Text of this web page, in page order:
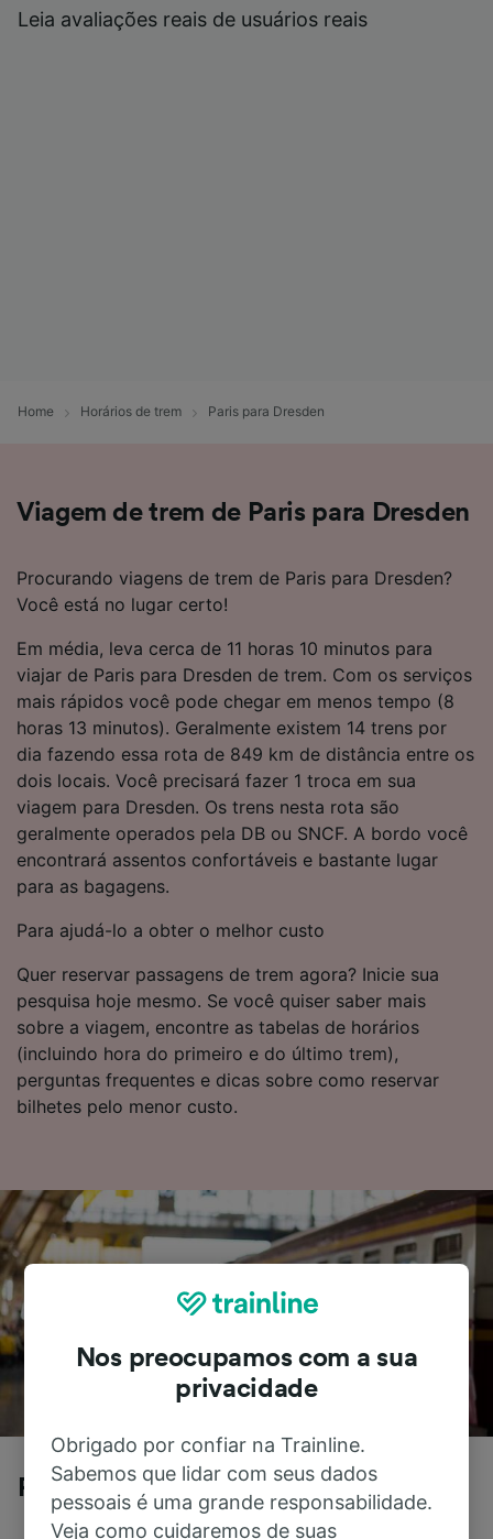
Leia avaliações reais de usuários reais
Home Horários de trem Paris para Dresden
Viagem de trem de Paris para Dresden
Procurando viagens de trem de Paris para Dresden?
Você está no lugar certo!
Em média, leva cerca de 11 horas 10 minutos para
viajar de Paris para Dresden de trem. Com os serviços
mais rápidos você pode chegar em menos tempo (8
horas 13 minutos). Geralmente existem 14 trens por
dia fazendo essa rota de 849 km de distância entre os
dois locais. Você precisará fazer 1 troca em sua
viagem para Dresden. Os trens nesta rota são
geralmente operados pela DB ou SNCF. A bordo você
encontrará assentos confortáveis e bastante lugar
para as bagagens.
Para ajudá-lo a obter o melhor custo
Quer reservar passagens de trem agora? Inicie sua
pesquisa hoje mesmo. Se você quiser saber mais
sobre a viagem, encontre as tabelas de horários
(incluindo hora do primeiro e do último trem),
perguntas frequentes e dicas sobre como reservar
bilhetes pelo menor custo.
Paris para Dresden de trem
Nos preocupamos com a sua
privacidade
Obrigado por confiar na Trainline.
Sabemos que lidar com seus dados
pessoais é uma grande responsabilidade.
Veja como cuidaremos de suas